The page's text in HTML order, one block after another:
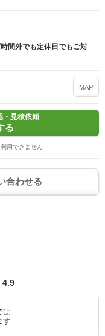
間外でも定休日でもご対
MAP
・見積依頼
る
用できません
合わせる
4.9
は
す
はい